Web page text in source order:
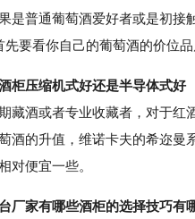
是普通葡萄酒爱好者或是初接
要看你自己的葡萄酒的价位品
柜压缩机式好还是半导体式好
酒或者专业收藏者，对于红
酒的升值，维诺卡夫的希迩曼
对便宜一些。
厂家有哪些酒柜的选择技巧有